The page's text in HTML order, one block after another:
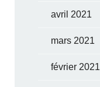
avril 2021
mars 2021
février 2021